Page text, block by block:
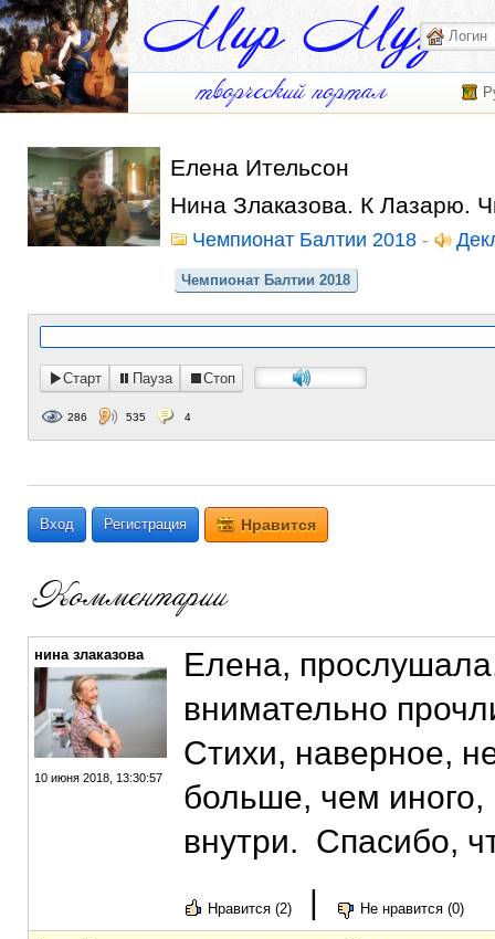
Елена Ительсон
Нина Злаказова. К Лазарю.
Чемпионат Балтии 2018 -
Чемпионат Балтии 2018
Старт Пауза Стоп
286 535 4
Вход Регистрация Нравится
нина злаказова
10 июня 2018, 13:30:57
Елена,
внимательно
Стихи, наверное,
больше, чем иного,
внутри. Спасибо,
Нравится (2) | Не нравится (0)